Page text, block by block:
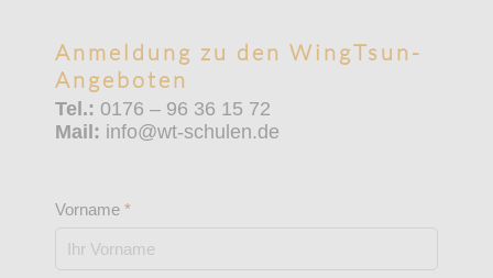
Anmeldung zu den WingTsun-
Angeboten
Tel.: 0176 – 96 36 15 72
Mail: info@wt-schulen.de
Vorname *